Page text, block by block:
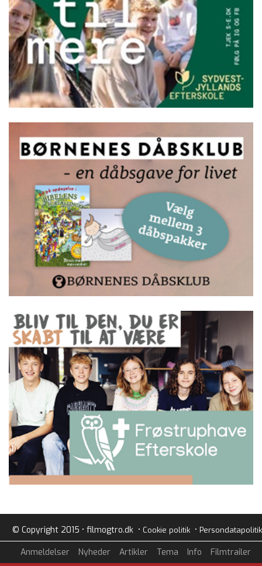
© Copyright 2015 • filmogtro.dk • Cookie politik• Persondatapolitik
Anmeldelser Nyheder Artikler Tema Info Filmtrailer